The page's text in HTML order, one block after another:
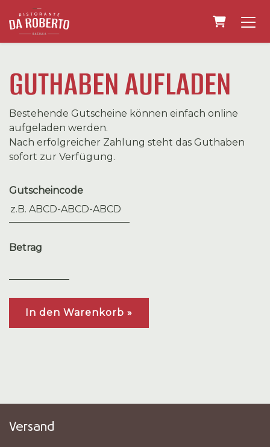
GUTHABEN AUFLADEN
Bestehende Gutscheine können einfach online
aufgeladen werden.
Nach erfolgreicher Zahlung steht das Guthaben
sofort zur Verfügung.
Gutscheincode
Betrag
In den Warenkorb »
Versand